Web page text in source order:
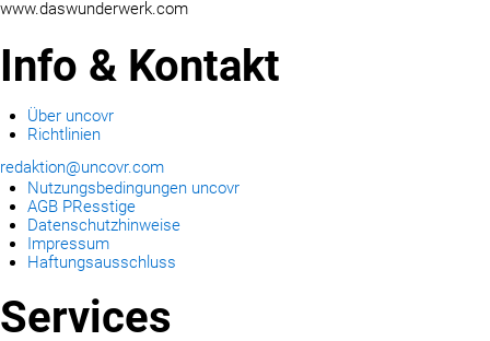
www.daswunderwerk.com
Info & Kontakt
Über uncovr
Richtlinien
redaktion@uncovr.com
Nutzungsbedingungen uncovr
AGB PResstige
Datenschutzhinweise
Impressum
Haftungsausschluss
Services